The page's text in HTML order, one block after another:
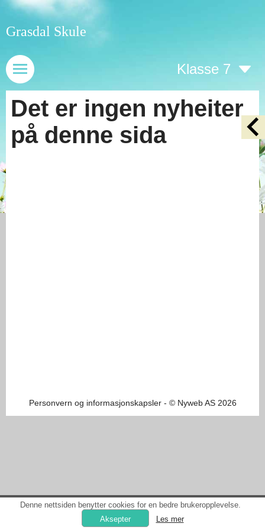
Grasdal Skule
Klasse 7
Det er ingen nyheiter
på denne sida
Personvern og informasjonskapsler- © Nyweb AS 2026
Denne nettsiden benytter cookies for en bedre brukeropplevelse.
Les mer